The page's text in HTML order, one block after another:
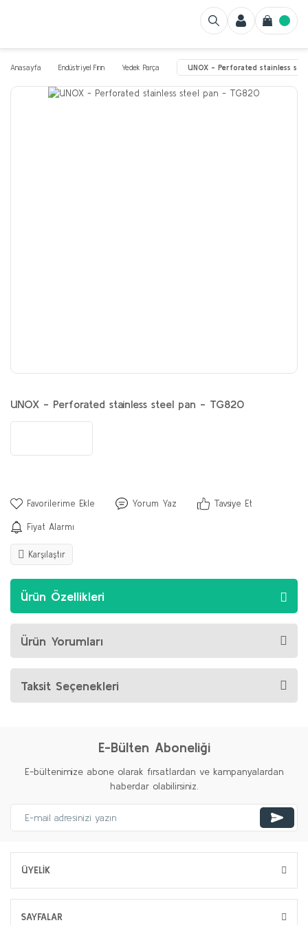
Anasayfa Endüstriyel Fırın Yedek Parça UNOX - Perforated stainless
UNOX - Perforated stainless steel pan - TG820
Yorum Yaz Tavsiye Et
Fiyat Alarmı
Karşılaştır
Ürün Özellikleri
Ürün Yorumları
Taksit Seçenekleri
E-Bülten Aboneliği
E-bültenimize abone olarak fırsatlardan ve kampanyalardan
haberdar olabilirsiniz.
ÜYELİK
SAYFALAR